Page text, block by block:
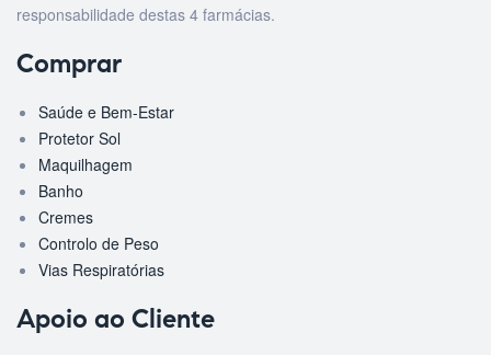
responsabilidade destas 4 farmácias.
Comprar
Saúde e Bem-Estar
Protetor Sol
Maquilhagem
Banho
Cremes
Controlo de Peso
Vias Respiratórias
Apoio ao Cliente